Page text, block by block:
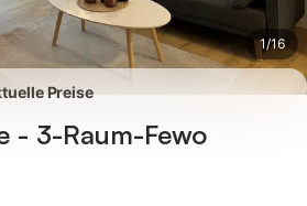
1/16
Preise
- 3-Raum-Fewo